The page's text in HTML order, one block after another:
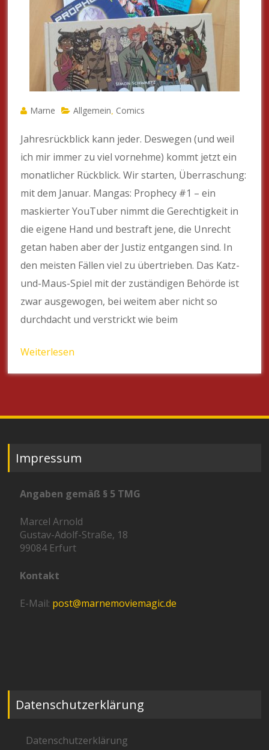
Marne Allgemein Comics
Jahresrückblick kann jeder. Deswegen (und weil
ich mir immer zu viel vornehme) kommt jetzt ein
monatlicher Rückblick. Wir starten, Überraschung:
mit dem Januar. Mangas: Prophecy #1 – ein
maskierter YouTuber nimmt die Gerechtigkeit in
die eigene Hand und bestraft jene, die Unrecht
getan haben aber der Justiz entgangen sind. In
den meisten Fällen viel zu übertrieben. Das Katz-
und-Maus-Spiel mit der zuständigen Behörde ist
zwar ausgewogen, bei weitem aber nicht so
durchdacht und verstrickt wie beim
Weiterlesen
Impressum
Angaben gemäß § 5 TMG
Marcel Arnold
Gustav-Adolf-Straße, 18
99084 Erfurt
Kontakt
E-Mail: post@marnemoviemagic.de
Datenschutzerklärung
Datenschutzerklärung